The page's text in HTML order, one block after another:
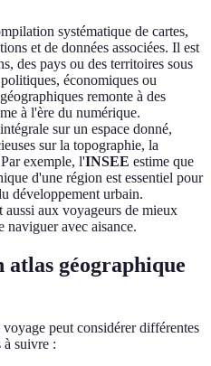
systématique de cartes,
et de données associées. Il est
des pays ou des territoires sous
économiques ou
remonte à des
à l'ère du numérique.
sur un espace donné,
sur la topographie, la
exemple, l'INSEE estime que
d'une région est essentiel pour
développement urbain.
aussi aux voyageurs de mieux
naviguer avec aisance.
géographique
peut considérer différentes
à suivre :